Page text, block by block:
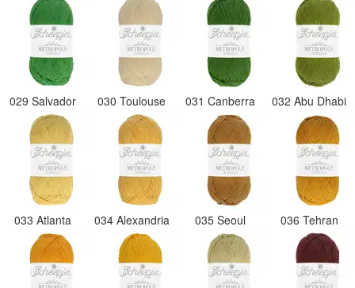
029 Salvador 030 Toulouse 031 Canberra 032 Abu Dhabi
033 Atlanta 034 Alexandria 035 Seoul 036 Tehran